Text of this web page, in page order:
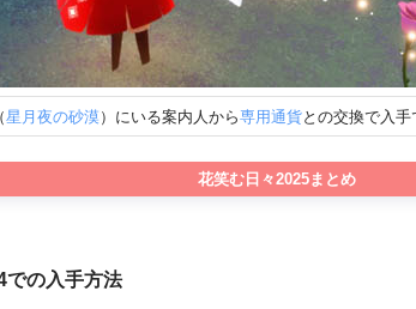
星月夜の砂漠）にいる案内人から専用通貨との交換で入手
花笑む日々2025まとめ
での入手方法